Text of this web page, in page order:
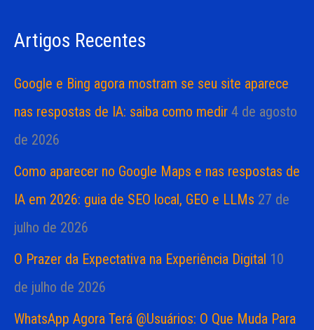
a
r
o
sArtigos Recentes
Google e Bing agora mostram se seu site aparece
nas respostas de IA: saiba como medir 4 de agosto
de 2026
Como aparecer no Google Maps e nas respostas de
IA em 2026: guia de SEO local, GEO e LLMs 27 de
julho de 2026
O Prazer da Expectativa na Experiência Digital 10
de julho de 2026
WhatsApp Agora Terá @Usuários: O Que Muda Para